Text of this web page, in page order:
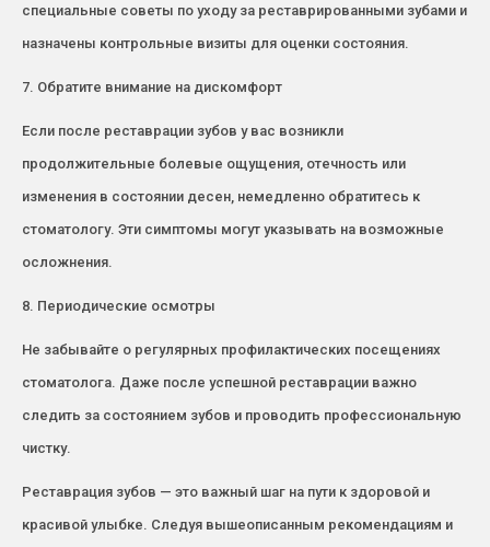
специальные советы по уходу за реставрированными зубами и
назначены контрольные визиты для оценки состояния.
7. Обратите внимание на дискомфорт
Если после реставрации зубов у вас возникли
продолжительные болевые ощущения, отечность или
изменения в состоянии десен, немедленно обратитесь к
стоматологу. Эти симптомы могут указывать на возможные
осложнения.
8. Периодические осмотры
Не забывайте о регулярных профилактических посещениях
стоматолога. Даже после успешной реставрации важно
следить за состоянием зубов и проводить профессиональную
чистку.
Реставрация зубов — это важный шаг на пути к здоровой и
красивой улыбке. Следуя вышеописанным рекомендациям и